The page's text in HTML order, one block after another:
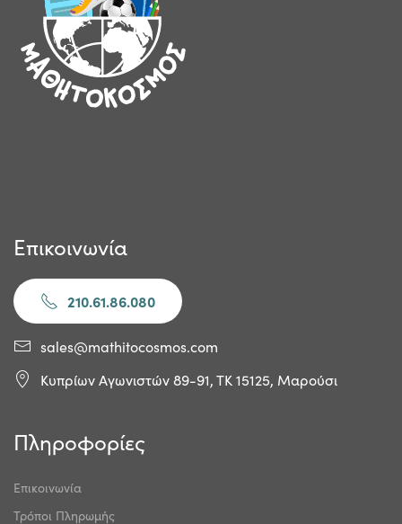
Επικοινωνία
210.61.86.080
sales@mathitocosmos.com
Κυπρίων Αγωνιστών 89-91, ΤΚ 15125, Μαρούσι
Πληροφορίες
Επικοινωνία
Τρόποι Πληρωμής